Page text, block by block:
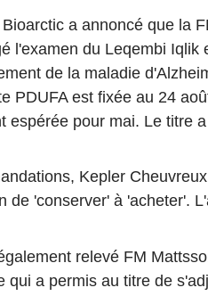
a annoncé que la
l'examen du Leqembi Iqlik
de la maladie
PDUFA est fixée au 24
espérée pour mai. Le titre
Kepler
de 'conserver' à 'acheter'.
relevé FM
qui a permis au titre de